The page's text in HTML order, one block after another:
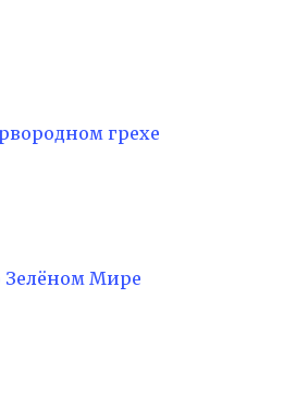
грехе
Зелёном Мире